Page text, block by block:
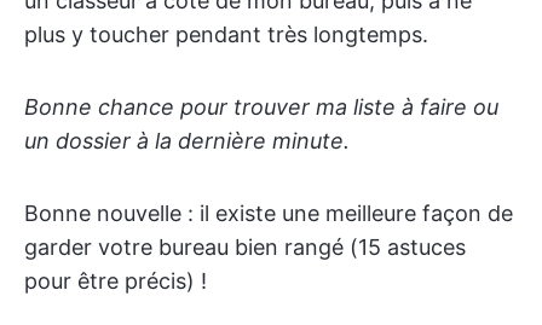
plus y toucher pendant très longtemps.
Bonne chance pour trouver ma liste à faire ou
un dossier à la dernière minute.
Bonne nouvelle : il existe une meilleure façon de
garder votre bureau bien rangé (15 astuces
pour être précis) !